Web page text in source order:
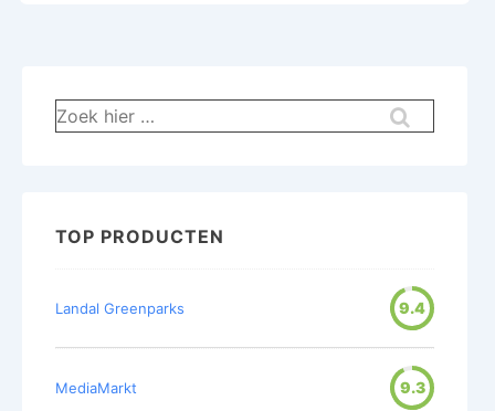
Zoek
naar:
TOP PRODUCTEN
Landal Greenparks 9.4
MediaMarkt 9.3